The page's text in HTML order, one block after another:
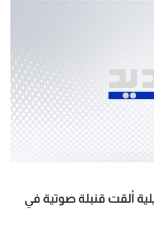
ألقت قنبلة صوتية في